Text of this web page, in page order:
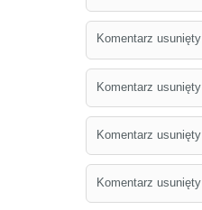
Komentarz usunięty
Komentarz usunięty
Komentarz usunięty
Komentarz usunięty